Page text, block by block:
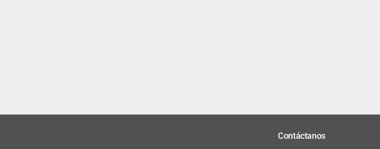
Contáctanos